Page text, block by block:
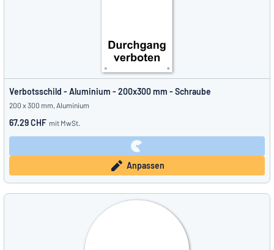
Verbotsschild - Aluminium - 200x300 mm - Schraube
200 x 300 mm, Aluminium
67.29 CHF mit MwSt.
Anpassen